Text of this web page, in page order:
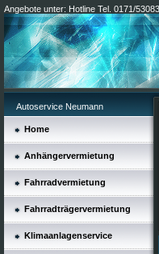
Angebote unter: Hotline Tel. 0171/
Autoservice Neumann
Home
Anhängervermietung
Fahrradvermietung
Fahrradträgervermietung
Klimaanlagenservice